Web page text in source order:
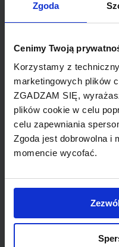
Zgoda
Cenimy Twoją
Korzystamy z
marketingowych plików
ZGADZAM SIĘ,
plików cookie w celu
celu zapewniania
Zgoda jest dobrowolna i
momencie wycofać.
Anchorage Ted
Atlanta Hartsfield
Baltimore
Airport
Buffalo Niagara
Cincinnati
International